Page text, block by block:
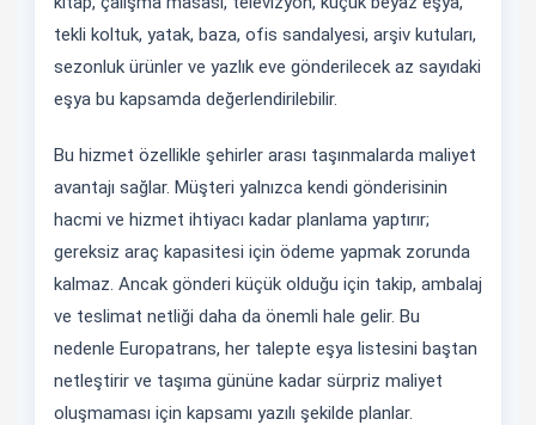
tekli koltuk, yatak, baza, ofis sandalyesi, arşiv kutuları,
sezonluk ürünler ve yazlık eve gönderilecek az sayıdaki
eşya bu kapsamda değerlendirilebilir.
Bu hizmet özellikle şehirler arası taşınmalarda maliyet
avantajı sağlar. Müşteri yalnızca kendi gönderisinin
hacmi ve hizmet ihtiyacı kadar planlama yaptırır;
gereksiz araç kapasitesi için ödeme yapmak zorunda
kalmaz. Ancak gönderi küçük olduğu için takip, ambalaj
ve teslimat netliği daha da önemli hale gelir. Bu
nedenle Europatrans, her talepte eşya listesini baştan
netleştirir ve taşıma gününe kadar sürpriz maliyet
oluşmaması için kapsamı yazılı şekilde planlar.